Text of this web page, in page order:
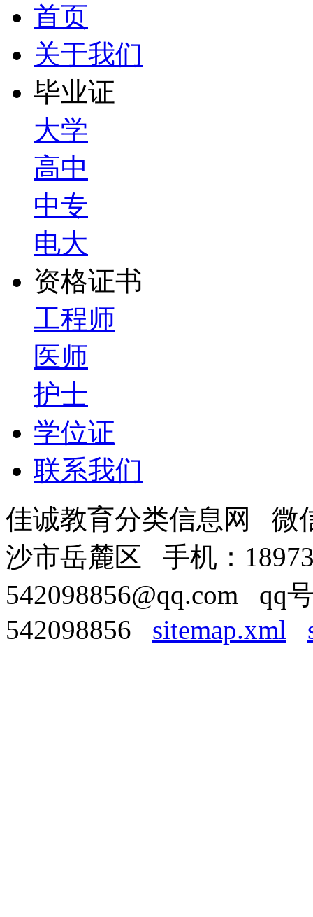
首页
关于我们
毕业证
大学
高中
中专
电大
资格证书
工程师
医师
护士
学位证
联系我们
佳诚教育分类信息网 微
沙市岳麓区 手机：
542098856@qq.com qq
542098856 sitemap.xml